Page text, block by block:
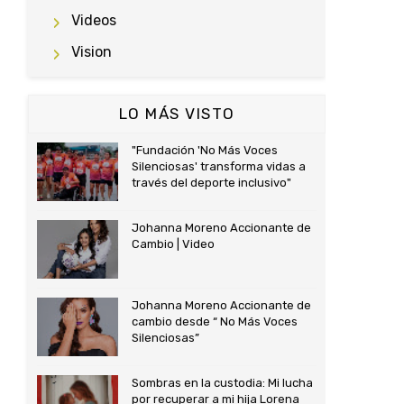
Videos
Vision
LO MÁS VISTO
"Fundación 'No Más Voces
Silenciosas' transforma vidas a
través del deporte inclusivo"
Johanna Moreno Accionante de
Cambio | Video
Johanna Moreno Accionante de
cambio desde “ No Más Voces
Silenciosas”
Sombras en la custodia: Mi lucha
por recuperar a mi hija Lorena